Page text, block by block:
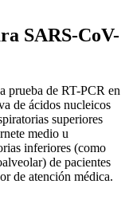
SARS-CoV-
prueba de RT-PCR en
de ácidos nucleicos
superiores
medio u
inferiores (como
de pacientes
de atención médica.